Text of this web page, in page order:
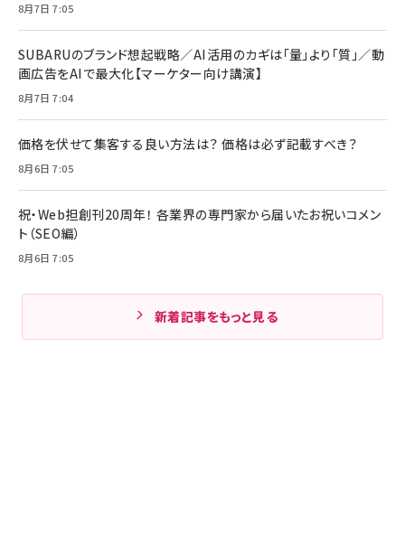
8月7日 7:05
SUBARUのブランド想起戦略／AI活用のカギは「量」より「質」／動
画広告をAIで最大化【マーケター向け講演】
8月7日 7:04
価格を伏せて集客する良い方法は？ 価格は必ず記載すべき？
8月6日 7:05
祝・Web担創刊20周年！ 各業界の専門家から届いたお祝いコメン
ト（SEO編）
8月6日 7:05
新着記事をもっと見る